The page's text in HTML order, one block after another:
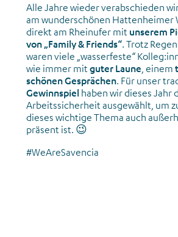
Alle Jahre wieder verabschieden
am wunderschönen Hattenheimer
direkt am Rheinufer mit unserem
von „Family & Friends“. Trotz
waren viele „wasserfeste“
wie immer mitguter Laune , einem
schönen Gesprächen. Für unser
Gewinnspiel haben wir dieses Jahr
Arbeitssicherheit ausgewählt, um
dieses wichtige Thema auch
präsent ist. 😉
#WeAreSavencia